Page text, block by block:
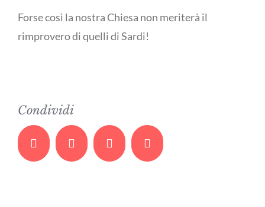
Forse così la nostra Chiesa non meriterà il
rimprovero di quelli di Sardi!
Condividi
Facebook Twitter Whatsapp Email